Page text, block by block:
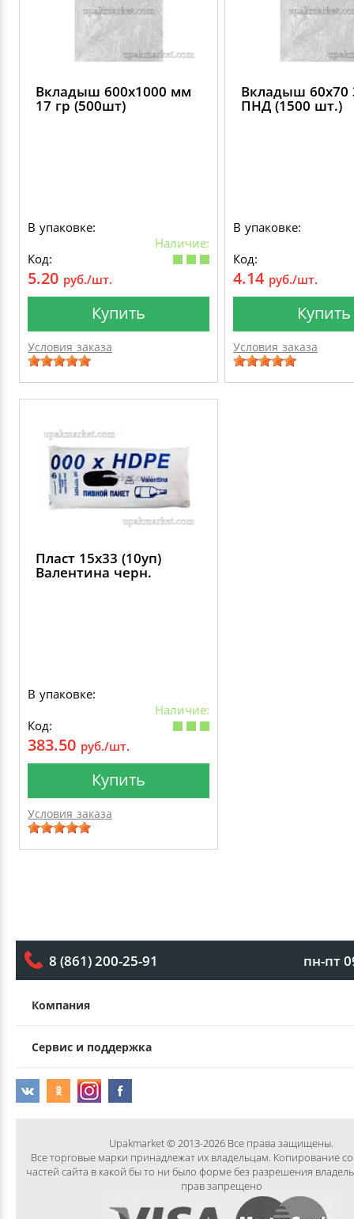
Вкладыш 600х1000 мм
17 гр (500шт)
В упаковке:
Наличие:
Код:
5.20 руб./шт.
Купить
Условия заказа
Вкладыш 60х70
ПНД (1500 шт.)
В упаковке:
Код:
4.14 руб./шт.
Купить
Условия заказа
Пласт 15х33 (10уп)
Валентина черн.
В упаковке:
Наличие:
Код:
383.50 руб./шт.
Купить
Условия заказа
8 (861) 200-25-91 пн-пт
Компания
Сервис и поддержка
Upakmarket © 2013-2026 Все права защищены.
Все торговые марки принадлежат их владельцам. Копирование
частей сайта в какой бы то ни было форме без разрешения
прав запрещено